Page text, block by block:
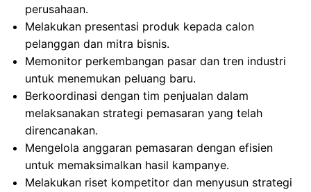
perusahaan.
Melakukan presentasi produk kepada calon
pelanggan dan mitra bisnis.
Memonitor perkembangan pasar dan tren industri
untuk menemukan peluang baru.
Berkoordinasi dengan tim penjualan dalam
melaksanakan strategi pemasaran yang telah
direncanakan.
Mengelola anggaran pemasaran dengan efisien
untuk memaksimalkan hasil kampanye.
Melakukan riset kompetitor dan menyusun strategi